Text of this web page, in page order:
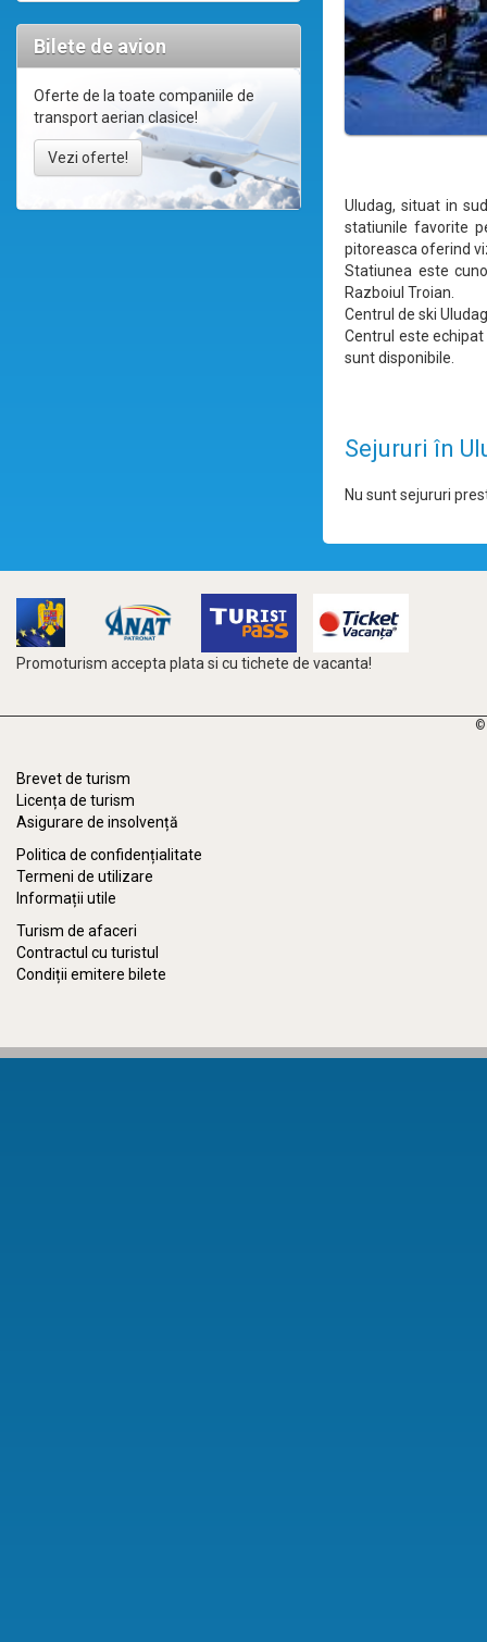
Bilete de avion
Oferte de la toate companiile de
transport aerian clasice!
Vezi oferte!
Uludag, situat in
statiunile favorite
pitoreasca oferind
Statiunea este
Razboiul Troian.
Centrul de ski
Centrul este
sunt disponibile.
Sejururi în
Nu sunt sejururi
Promoturism accepta plata si cu tichete de vacanta!
©
Brevet de turism
Licența de turism
Asigurare de insolvență
Politica de confidențialitate
Termeni de utilizare
Informații utile
Turism de afaceri
Contractul cu turistul
Condiții emitere bilete